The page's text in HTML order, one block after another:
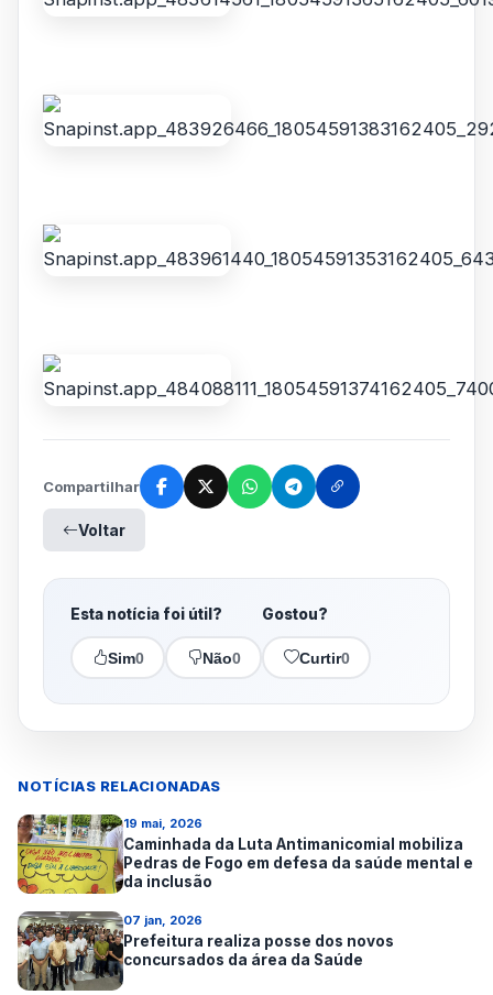
Compartilhar
Voltar
Esta notícia foi útil?
Sim0 Não0
Gostou?
Curtir0
NOTÍCIAS RELACIONADAS
19 mai, 2026
Caminhada da Luta Antimanicomial mobiliza
Pedras de Fogo em defesa da saúde mental e
da inclusão
07 jan, 2026
Prefeitura realiza posse dos novos
concursados da área da Saúde